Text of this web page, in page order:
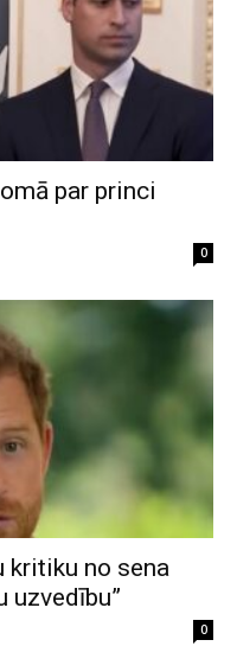
par princi
0
kritiku no sena
uzvedību”
0